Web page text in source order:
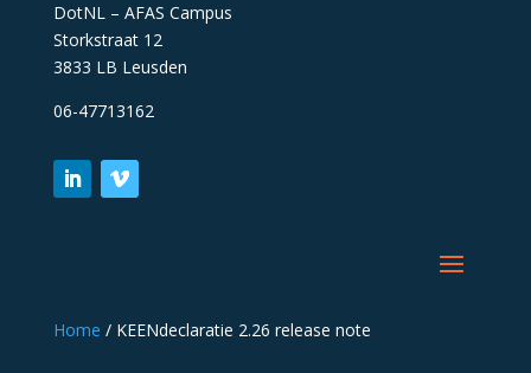
DotNL – AFAS Campus
Storkstraat 12
3833 LB Leusden
06-47713162
Home / KEENdeclaratie 2.26 release note